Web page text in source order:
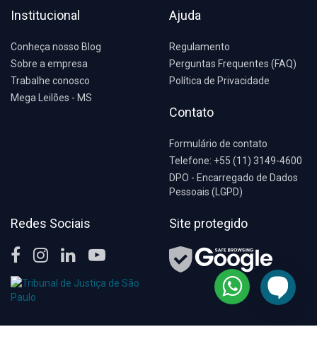
Institucional
Conheça nosso Blog
Sobre a empresa
Trabalhe conosco
Mega Leilões - MS
Ajuda
Regulamento
Perguntas Frequentes (FAQ)
Política de Privacidade
Contato
Formulário de contato
Telefone: +55 (11) 3149-4600
DPO - Encarregado de Dados
Pessoais (LGPD)
Redes Sociais Site protegido